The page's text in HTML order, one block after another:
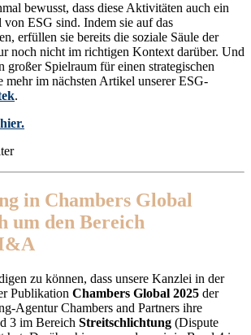
bewusst, dass diese Aktivitäten auch ein
ESG sind. Indem sie auf das
erfüllen sie bereits die soziale Säule der
noch nicht im richtigen Kontext darüber. Und
großer Spielraum für einen strategischen
mehr im nächsten Artikel unserer ESG-
.
in Chambers Global
um den Bereich
zu können, dass unsere Kanzlei in der
Publikation Chambers Global 2025 der
Agentur Chambers and Partners ihre
3 im Bereich Streitschlichtung (Dispute